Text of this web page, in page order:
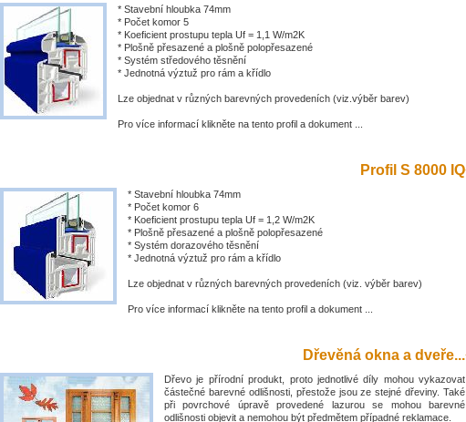
* Stavební hloubka 74mm
* Počet komor 5
* Koeficient prostupu tepla Uf = 1,1 W/m2K
* Plošně přesazené a plošně polopřesazené
* Systém středového těsnění
* Jednotná výztuž pro rám a křídlo
Lze objednat v různých barevných provedeních (viz.výběr barev)
Pro více informací klikněte na tento profil a dokument ...
Profil S 8000 IQ
* Stavební hloubka 74mm
* Počet komor 6
* Koeficient prostupu tepla Uf = 1,2 W/m2K
* Plošně přesazené a plošně polopřesazené
* Systém dorazového těsnění
* Jednotná výztuž pro rám a křídlo
Lze objednat v různých barevných provedeních (viz. výběr barev)
Pro více informací klikněte na tento profil a dokument ...
Dřevěná okna a dveře...
Dřevo je přírodní produkt, proto jednotlivé díly mohou vykazovat
částečné barevné odlišnosti, přestože jsou ze stejné dřeviny. Také
při povrchové úpravě provedené lazurou se mohou barevné
odlišnosti objevit a nemohou být předmětem případné reklamace.